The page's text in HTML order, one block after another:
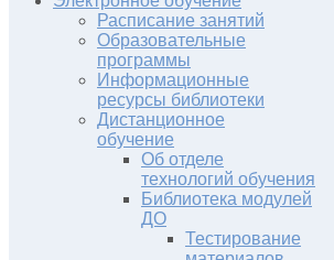
Расписание занятий
Образовательные
программы
Информационные
ресурсы библиотеки
Дистанционное
обучение
Об отделе
технологий обучения
Библиотека модулей
ДО
Тестирование